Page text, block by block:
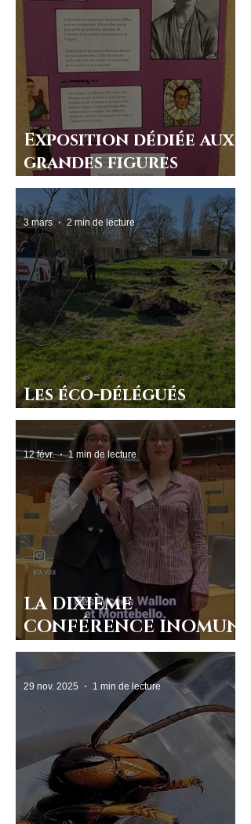
Exposition dédiée aux
grandes figures
féminines d’Espagne et
d’Amérique latine
Les éco-délégués
plantent à Beaupré
3 mars 2 min de lecture
LA DIXIÈME
CONFÉRENCE INOMUN
EN IMAGES
12 févr. 1 min de lecture
29 nov. 2025 1 min de lecture